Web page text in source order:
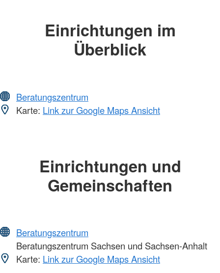
Einrichtungen im
Überblick
Beratungszentrum
Karte: Link zur Google Maps Ansicht
Einrichtungen und
Gemeinschaften
Beratungszentrum
Beratungszentrum Sachsen und Sachsen-Anhalt
Karte: Link zur Google Maps Ansicht